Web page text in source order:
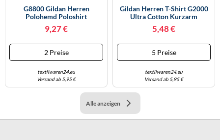
G8800 Gildan Herren
Polohemd Poloshirt
DryBlend® Jersey Polo Sport
Grey (Heather) M
9,27 €
2 Preise
textilwaren24.eu
Versand ab 5,95 €
Gildan Herren T-Shirt G2000
Ultra Cotton Kurzarm
Rundhals Jade Dome XXL
5,48 €
5 Preise
textilwaren24.eu
Versand ab 5,95 €
Alle anzeigen